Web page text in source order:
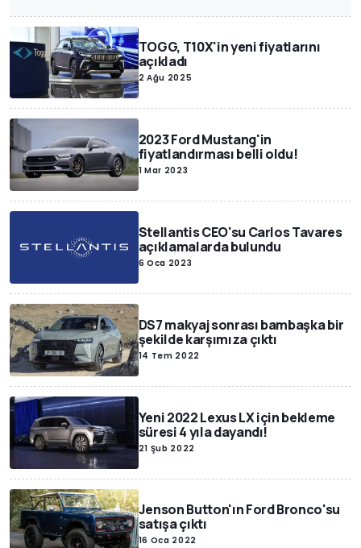
TOGG, T10X'in yeni fiyatlarını
açıkladı
2 Ağu 2025
2023 Ford Mustang'in
fiyatlandırması belli oldu!
1 Mar 2023
Stellantis CEO'su Carlos Tavares
açıklamalarda bulundu
6 Oca 2023
DS7 makyaj sonrası bambaşka bir
şekilde karşımıza çıktı
14 Tem 2022
Yeni 2022 Lexus LX için bekleme
süresi 4 yıla dayandı!
21 Şub 2022
Jenson Button'ın Ford Bronco'su
satışa çıktı
16 Oca 2022